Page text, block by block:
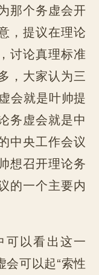
那个务虚会开
，提议在理论
讨论真理标准
，大家认为三
会就是叶帅提
务虚会就是中
中央工作会议
想召开理论务
的一个主要内
可以看出这一
会可以起“索性